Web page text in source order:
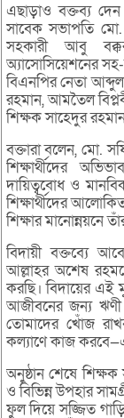
এছাড়াও বক্তব্য
সাবেক সভাপতি মো.
সহকারী আবু
অ্যাসোসিয়েশনের
বিএনপির নেতা
রহমান, আমতৈল
শিক্ষক সাহেদুর
বক্তারা বলেন, মো.
শিক্ষার্থীদের
দায়িত্ববোধ ও
শিক্ষার্থীদের
শিক্ষার মানোন্নয়নে
বিদায়ী বক্তব্যে
আল্লাহর অশেষ
করছি। বিদায়ের এই
আজীবনের জন্য
তোমাদের খোঁজ
কল্যাণে কাজ
অনুষ্ঠান শেষে
ও বিভিন্ন উপহার
ফুল দিয়ে সজ্জিত